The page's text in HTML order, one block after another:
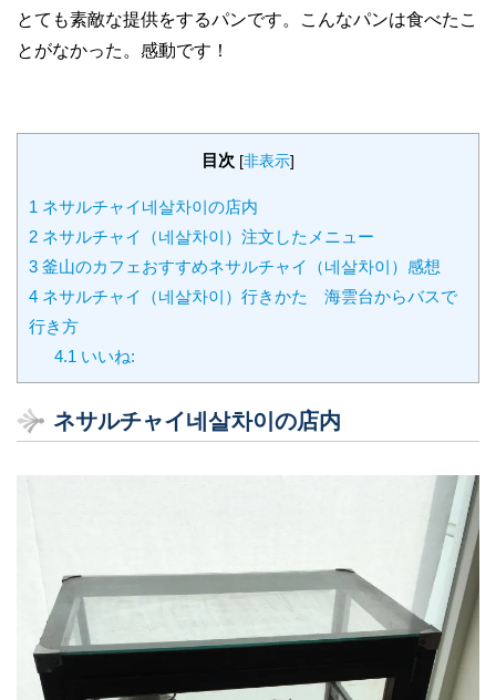
とても素敵な提供をするパンです。こんなパンは食べたこ
とがなかった。感動です！
目次 [非表示]
1 ネサルチャイ네살차이の店内
2 ネサルチャイ（네살차이）注文したメニュー
3 釜山のカフェおすすめネサルチャイ（네살차이）感想
4 ネサルチャイ（네살차이）行きかた 海雲台からバスで
行き方
4.1 いいね:
ネサルチャイ네살차이の店内